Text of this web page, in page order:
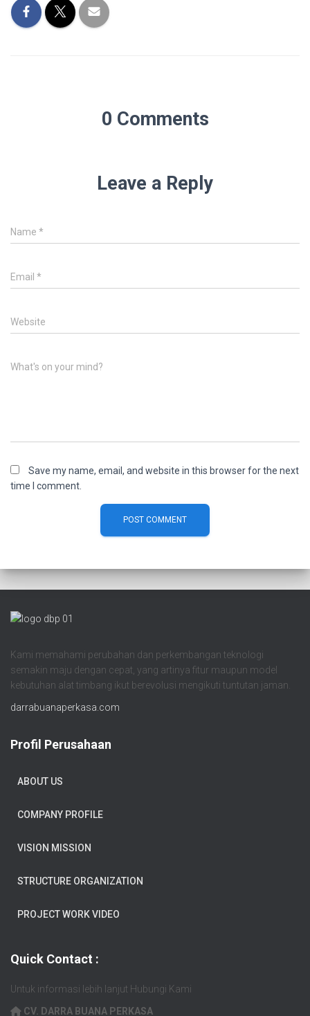
0 Comments
Leave a Reply
Name *
Email *
Website
What's on your mind?
Save my name, email, and website in this browser for the next
time I comment.
Kami memahami perubahan dan perkembangan teknologi
semakin maju dengan cepat, yang artinya fitur maupun model
kebutuhan alat timbang ikut berevolusi mengikuti tuntutan jaman.
darrabuanaperkasa.com
Profil Perusahaan
ABOUT US
COMPANY PROFILE
VISION MISSION
STRUCTURE ORGANIZATION
PROJECT WORK VIDEO
Quick Contact :
Untuk informasi lebih lanjut Hubungi Kami
CV. DARRA BUANA PERKASA